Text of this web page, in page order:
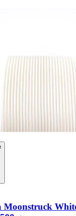
Moonstruck